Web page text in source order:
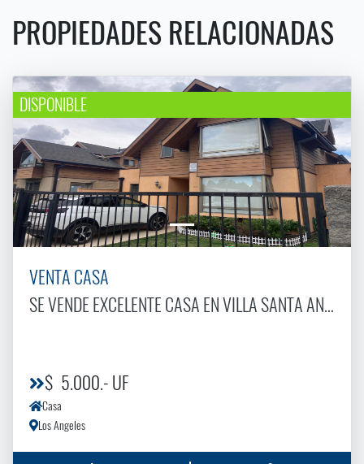
PROPIEDADES RELACIONADAS
DISPONIBLE
VENTA CASA
SE VENDE EXCELENTE CASA EN VILLA SANTA ANA ORIENTE
$ 5.000.- UF
Casa
Los Angeles